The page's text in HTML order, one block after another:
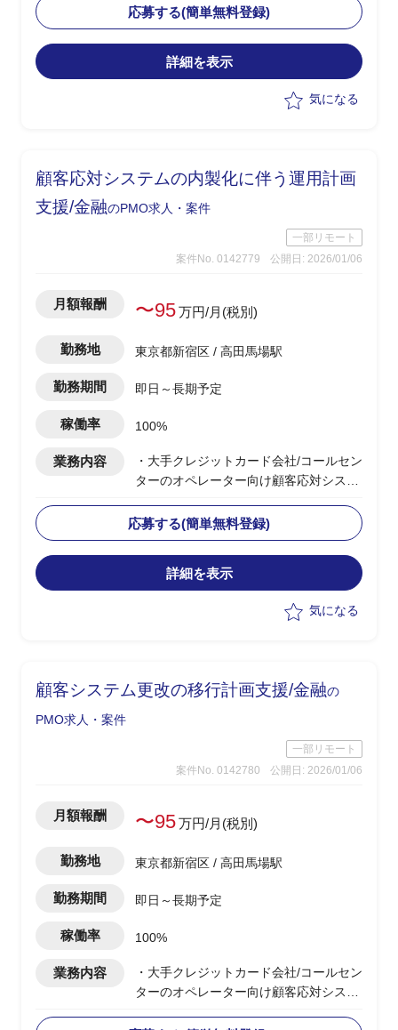
・顧客の内製化に伴い顧客責任者主導の
下、IT全般の刷新が進行中
・オンプレ環境から移行に伴うテスト工
程全体の見直しおよび推進支援
などの整理とリカバリー計画の立案
応募する(簡単無料登録)
詳細を表示
気になる
顧客応対システムの内製化に伴う運用計画
支援/金融のPMO求人・案件
一部リモート
案件No. 0142779
公開日: 2026/01/06
月額報酬 〜95万円/月(税別)
勤務地 東京都新宿区 / 高田馬場駅
勤務期間 即日～長期予定
稼働率 100%
業務内容
・大手クレジットカード会社/コールセン
ターのオペレーター向け顧客応対システ
・顧客の内製化に伴い顧客責任者主導の
下、IT全般の刷新が進行中
・顧客システムの更改に伴い、運用計画
(運用要件定義)の策定などを担当
応募する(簡単無料登録)
詳細を表示
気になる
顧客システム更改の移行計画支援/金融の
PMO求人・案件
一部リモート
案件No. 0142780
公開日: 2026/01/06
月額報酬 〜95万円/月(税別)
勤務地 東京都新宿区 / 高田馬場駅
勤務期間 即日～長期予定
稼働率 100%
業務内容
・大手クレジットカード会社/コールセン
ターのオペレーター向け顧客応対システ